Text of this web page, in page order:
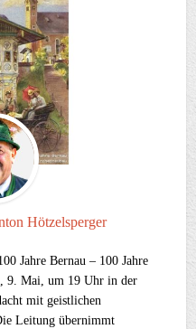
Hötzelsperger
Jahre Bernau – 100 Jahre
9. Mai, um 19 Uhr in der
mit geistlichen
Leitung übernimmt